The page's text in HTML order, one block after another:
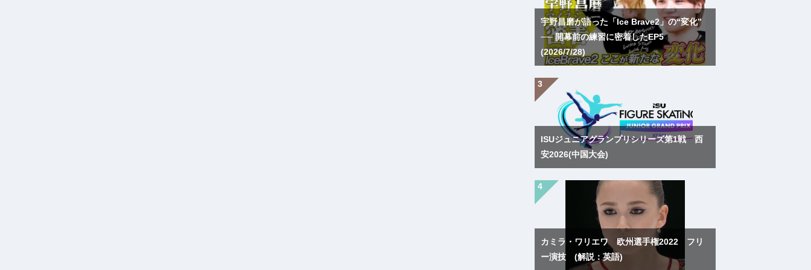
宇野昌磨が語った「Ice Brave2」の“変化”
── 開幕前の練習に密着したEP5
(2026/7/28)
ISUジュニアグランプリシリーズ第1戦 西
安2026(中国大会)
カミラ・ワリエワ 欧州選手権2022 フリ
ー演技 (解説：英語)